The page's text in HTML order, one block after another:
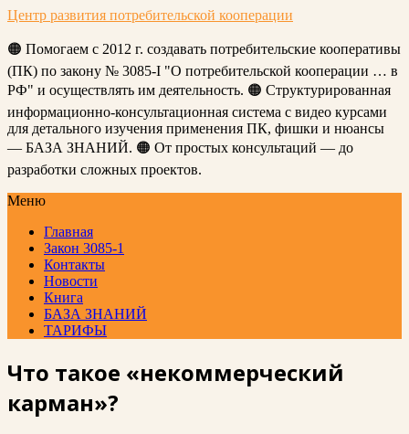
Центр развития потребительской кооперации
🟠 Помогаем с 2012 г. создавать потребительские кооперативы
(ПК) по закону № 3085-I "О потребительской кооперации … в
РФ" и осуществлять им деятельность. 🟠 Структурированная
информационно-консультационная система с видео курсами
для детального изучения применения ПК, фишки и нюансы
— БАЗА ЗНАНИЙ. 🟠 От простых консультаций — до
разработки сложных проектов.
Меню
Главная
Закон 3085-1
Контакты
Новости
Книга
БАЗА ЗНАНИЙ
ТАРИФЫ
Что такое «некоммерческий
карман»?